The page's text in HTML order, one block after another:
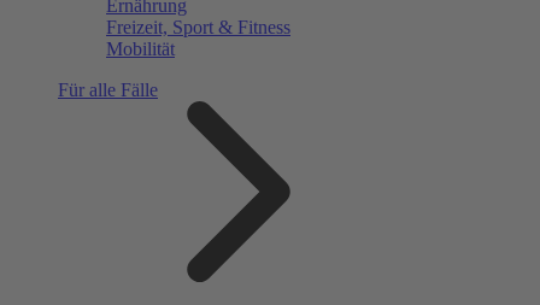
Ernährung
Freizeit, Sport & Fitness
Mobilität
Für alle Fälle